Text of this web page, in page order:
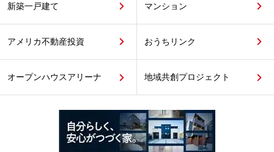
新築一戸建て マンション
アメリカ不動産投資 おうちリンク
オープンハウスアリーナ 地域共創プロジェクト